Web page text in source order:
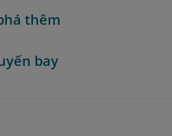
thêm
bay